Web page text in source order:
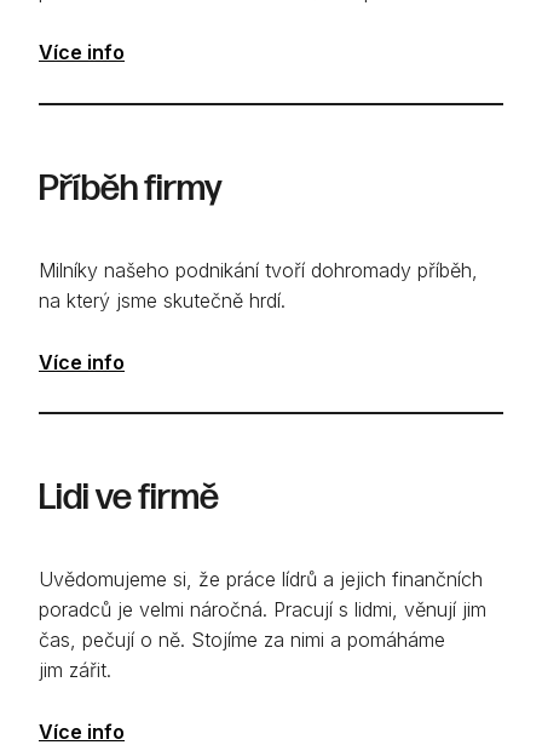
Více info
Příběh firmy
Milníky našeho podnikání tvoří dohromady příběh,
na který jsme skutečně hrdí.
Více info
Lidi ve firmě
Uvědomujeme si, že práce lídrů a jejich finančních
poradců je velmi náročná. Pracují s lidmi, věnují jim
čas, pečují o ně. Stojíme za nimi a pomáháme
jim zářit.
Více info